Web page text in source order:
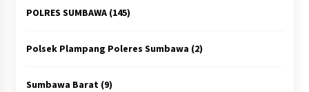
POLRES SUMBAWA(145)
Polsek Plampang Poleres Sumbawa (2)
Sumbawa Barat(9)